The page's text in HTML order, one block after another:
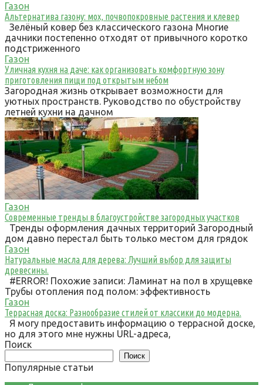
Газон
Альтернатива газону: мох, почвопокровные растения и клевер
Зелёный ковер без классического газона Многие
дачники постепенно отходят от привычного коротко
подстриженного
Газон
Уличная кухня на даче: как организовать комфортную зону
приготовления пищи под открытым небом
Загородная жизнь открывает возможности для
уютных пространств. Руководство по обустройству
летней кухни на дачном
Газон
Современные тренды в благоустройстве загородных участков
Тренды оформления дачных территорий Загородный
дом давно перестал быть только местом для грядок
Газон
Натуральные масла для дерева: Лучший выбор для защиты
древесины.
#ERROR! Похожие записи: Ламинат на пол в хрущевке
Трубы отопления под полом: эффективность
Газон
Террасная доска: Разнообразие стилей от классики до модерна.
Я могу предоставить информацию о террасной доске,
но для этого мне нужны URL-адреса,
Поиск
Поиск
Популярные статьи